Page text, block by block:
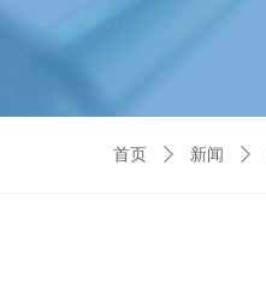
首页 ꄲ 新闻 ꄲ